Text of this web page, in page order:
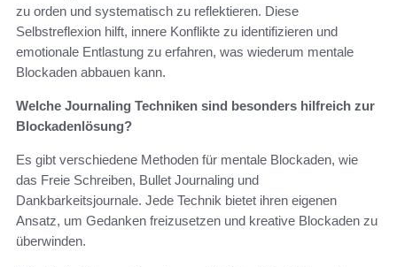
zu orden und systematisch zu reflektieren. Diese
Selbstreflexion hilft, innere Konflikte zu identifizieren und
emotionale Entlastung zu erfahren, was wiederum mentale
Blockaden abbauen kann.
Welche Journaling Techniken sind besonders hilfreich zur
Blockadenlösung?
Es gibt verschiedene Methoden für mentale Blockaden, wie
das Freie Schreiben, Bullet Journaling und
Dankbarkeitsjournale. Jede Technik bietet ihren eigenen
Ansatz, um Gedanken freizusetzen und kreative Blockaden zu
überwinden.